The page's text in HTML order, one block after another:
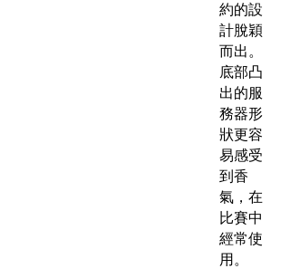
約的設
計脫穎
而出。
底部凸
出的服
務器形
狀更容
易感受
到香
氣，在
比賽中
經常使
用。